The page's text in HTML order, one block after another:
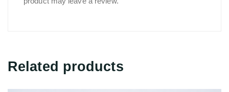
Related products